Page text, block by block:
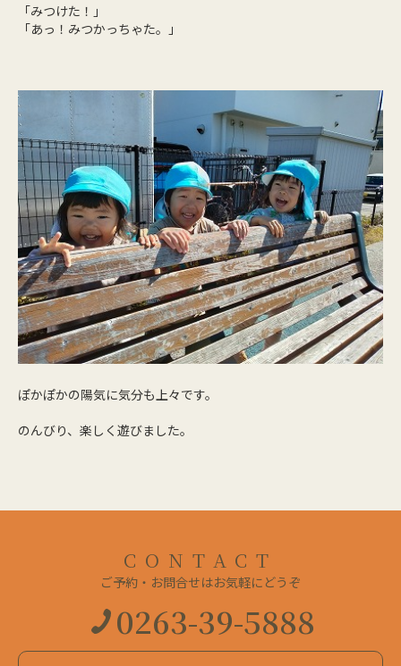
「みつけた！」
「あっ！みつかっちゃた。」
ぽかぽかの陽気に気分も上々です。
のんびり、楽しく遊びました。
CONTACT
ご予約・お問合せはお気軽にどうぞ
0263-39-5888